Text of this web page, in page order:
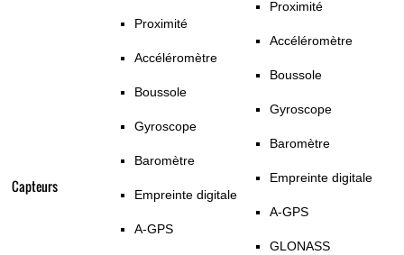
Capteurs
Proximité
Accéléromètre
Boussole
Gyroscope
Baromètre
Empreinte digitale
A-GPS
Proximité
Accéléromètre
Boussole
Gyroscope
Baromètre
Empreinte digitale
A-GPS
GLONASS